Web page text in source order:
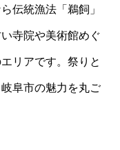
伝統漁法「鵜飼」
寺院や美術館めぐ
リアです。祭りと
阜市の魅力を丸ご